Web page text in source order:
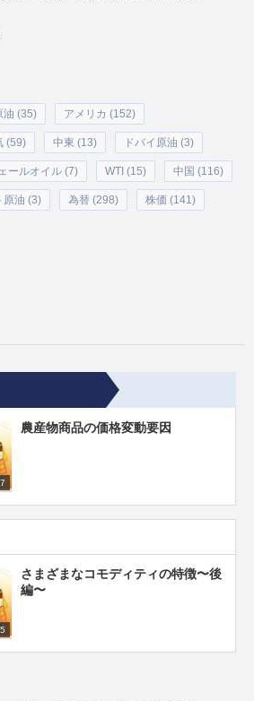
油 (35) アメリカ (152)
(59) 中東 (13) ドバイ原油 (3)
ールオイル (7) WTI (15) 中国 (116)
原油 (3) 為替 (298) 株価 (141)
農産物商品の価格変動要因
さまざまなコモディティの特徴〜後
編〜